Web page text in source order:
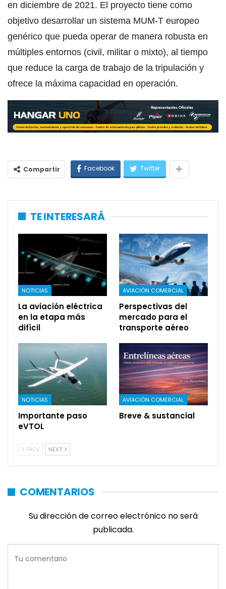
en diciembre de 2021. El proyecto tiene como
objetivo desarrollar un sistema MUM-T europeo
genérico que pueda operar de manera robusta en
múltiples entornos (civil, militar o mixto), al tiempo
que reduce la carga de trabajo de la tripulación y
ofrece la máxima capacidad en operación.
Compartir Facebook Twitter
TE INTERESARÁ
NOTICIAS
La aviación eléctrica
en la etapa más
difícil
AVIACIÓN COMERCIAL
Perspectivas del
mercado para el
transporte aéreo
NOTICIAS
Importante paso
eVTOL
AVIACIÓN COMERCIAL
Breve & sustancial
PREV NEXT
COMENTARIOS
Su dirección de correo electrónico no será
publicada.